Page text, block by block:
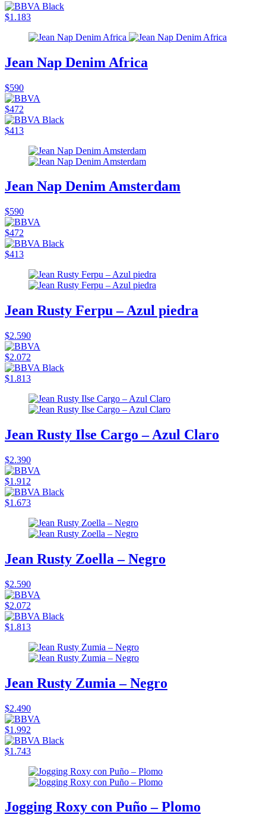
$1.183
Jean Nap Denim Africa
$590
$472
$413
Jean Nap Denim Amsterdam
$590
$472
$413
Jean Rusty Ferpu – Azul piedra
$2.590
$2.072
$1.813
Jean Rusty Ilse Cargo – Azul Claro
$2.390
$1.912
$1.673
Jean Rusty Zoella – Negro
$2.590
$2.072
$1.813
Jean Rusty Zumia – Negro
$2.490
$1.992
$1.743
Jogging Roxy con Puño – Plomo